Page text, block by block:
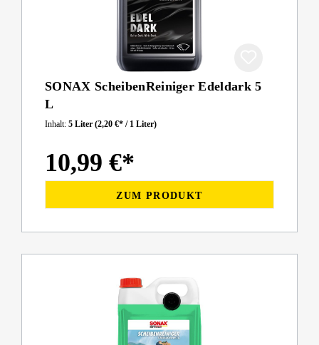
SONAX ScheibenReiniger Edeldark 5
L
Inhalt: 5 Liter (2,20 €* / 1 Liter)
10,99 €*
ZUM PRODUKT